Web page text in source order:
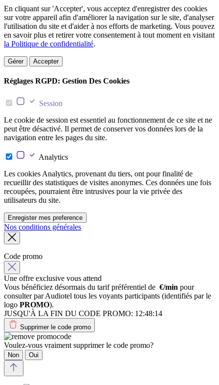
En cliquant sur 'Accepter', vous acceptez d'enregistrer des cookies
sur votre appareil afin d'améliorer la navigation sur le site, d'analyser
l'utilisation du site et d'aider à nos efforts de marketing. Vous pouvez
en savoir plus et retirer votre consentement à tout moment en visitant
la Politique de confidentialité.
Gérer Accepter
Réglages RGPD: Gestion Des Cookies
Session
Le cookie de session est essentiel au fonctionnement de ce site et ne
peut être désactivé. Il permet de conserver vos données lors de la
navigation entre les pages du site.
Analytics
Les cookies Analytics, provenant du tiers, ont pour finalité de
recueillir des statistiques de visites anonymes. Ces données une fois
recoupées, pourraient être intrusives pour la vie privée des
utilisateurs du site.
Enregister mes preference
Nos conditions générales
Code promo
Une offre exclusive vous attend
Vous bénéficiez désormais du tarif préférentiel de €/min pour
consulter par Audiotel tous les voyants participants (identifiés par le
logo PROMO).
JUSQU'À LA FIN DU CODE PROMO: 12:48:14
Supprimer le code promo
Voulez-vous vraiment supprimer le code promo?
Non Oui